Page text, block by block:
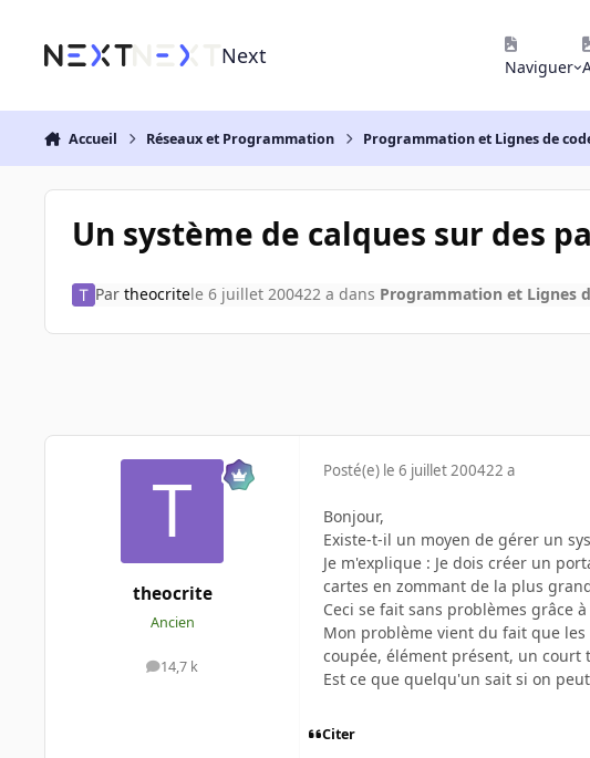
Next Naviguer
Accueil Réseaux et Programmation Programmation et Lignes de
Un système de calques sur des
Par theocritele 6 juillet 200422 a dans Programmation et Lignes
theocrite
Ancien
14,7 k
messages
Posté(e) le 6 juillet 200422 a
Bonjour,
Existe-t-il un moyen de gérer un
Je m'explique : Je dois créer un
cartes en zommant de la plus
Ceci se fait sans problèmes grâce
Mon problème vient du fait que
coupée, élément présent, un court
Est ce que quelqu'un sait si on
Citer